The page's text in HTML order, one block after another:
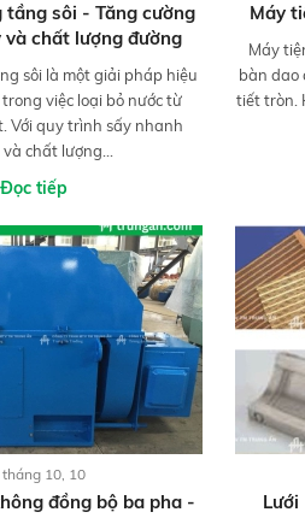
tầng sôi - Tăng cường
và chất lượng đường
sôi là một giải pháp hiệu
việc loại bỏ nước từ
Với quy trình sấy nhanh
chất lượng...
Đọc tiếp
Máy
Máy
bàn dao
tiết tròn.
10, 10
đồng bộ ba pha -
Lưới